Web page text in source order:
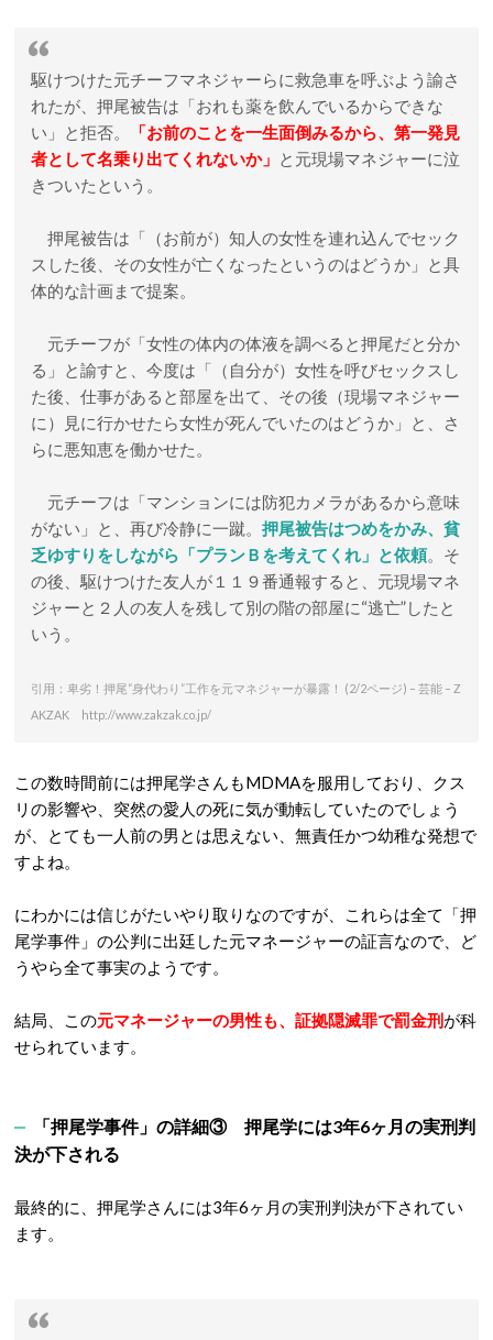
駆けつけた元チーフマネジャーらに救急車を呼ぶよう諭さ
れたが、押尾被告は「おれも薬を飲んでいるからできな
い」と拒否。
「お前のことを一生面倒みるから、第一発見
者として名乗り出てくれないか」 と元現場マネジャーに泣
きついたという。
押尾被告は「（お前が）知人の女性を連れ込んでセック
スした後、その女性が亡くなったというのはどうか」と具
体的な計画まで提案。
元チーフが「女性の体内の体液を調べると押尾だと分か
る」と諭すと、今度は「（自分が）女性を呼びセックスし
た後、仕事があると部屋を出て、その後（現場マネジャー
に）見に行かせたら女性が死んでいたのはどうか」と、さ
らに悪知恵を働かせた。
元チーフは「マンションには防犯カメラがあるから意味
がない」と、再び冷静に一蹴。 押尾被告はつめをかみ、貧
乏ゆすりをしながら「プランＢを考えてくれ」と依頼。そ
の後、駆けつけた友人が１１９番通報すると、元現場マネ
ジャーと２人の友人を残して別の階の部屋に“逃亡”したと
いう。
引用：卑劣！押尾“身代わり”工作を元マネジャーが暴露！ (2/2ページ) – 芸能 – Z
AKZAK http://www.zakzak.co.jp/
この数時間前には押尾学さんもMDMAを服用しており、クス
リの影響や、突然の愛人の死に気が動転していたのでしょう
が、とても一人前の男とは思えない、無責任かつ幼稚な発想で
すよね。
にわかには信じがたいやり取りなのですが、これらは全て「押
尾学事件」の公判に出廷した元マネージャーの証言なので、ど
うやら全て事実のようです。
結局、この元マネージャーの男性も、証拠隠滅罪で罰金刑が科
せられています。
「押尾学事件」の詳細③ 押尾学には3年6ヶ月の実刑判
決が下される
最終的に、押尾学さんには3年6ヶ月の実刑判決が下されてい
ます。